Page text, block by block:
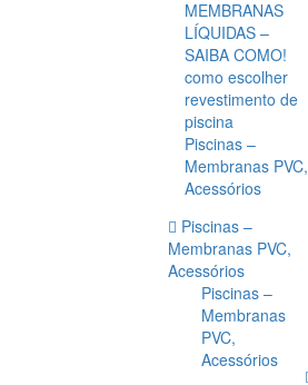
MEMBRANAS
LÍQUIDAS –
SAIBA COMO!
como escolher
revestimento de
piscina
Piscinas –
Membranas PVC,
Acessórios
Piscinas –
Membranas PVC,
Acessórios
Piscinas –
Membranas
PVC,
Acessórios